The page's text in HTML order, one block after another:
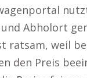
Abholort
ratsam, weil
den Preis